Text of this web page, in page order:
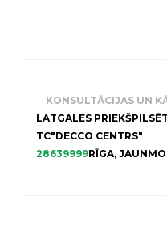
KONSULTĀCIJAS UN
LATGALES
TC"DECCO CENTRS"
28639999RĪGA,